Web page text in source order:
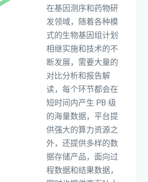
在基因测序和药物研
发领域，随着各种模
式的生物基因组计划
相继实施和技术的不
断发展，需要大量的
对比分析和报告解
读，每个环节都会在
短时间内产生 PB 级
的海量数据，平台提
供强大的算力资源之
外，还提供多样的数
据存储产品，面向过
程数据和结果数据，